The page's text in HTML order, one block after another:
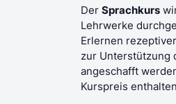
Der Sprachkurs
Lehrwerke
Erlernen
zur Unterstützung
angeschafft
Kurspreis